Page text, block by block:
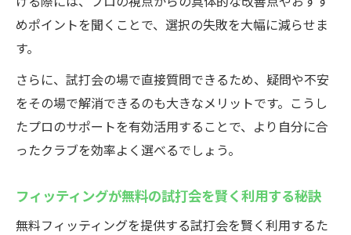
めポイントを聞くことで、選択の失敗を大幅に減らせま
す。
さらに、試打会の場で直接質問できるため、疑問や不安
をその場で解消できるのも大きなメリットです。こうし
たプロのサポートを有効活用することで、より自分に合
ったクラブを効率よく選べるでしょう。
フィッティングが無料の試打会を賢く利用する秘訣
無料フィッティングを提供する試打会を賢く利用するた